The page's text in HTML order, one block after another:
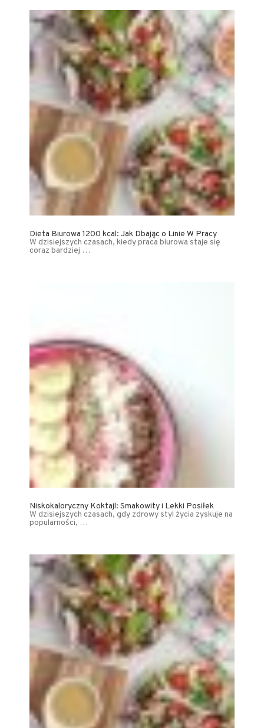
Dieta Biurowa 1200 kcal: Jak Dbając o Linie W Pracy
W dzisiejszych czasach, kiedy praca biurowa staje się
coraz bardziej …
Niskokaloryczny Koktajl: Smakowity i Lekki Posiłek
W dzisiejszych czasach, gdy zdrowy styl życia zyskuje na
popularności, …